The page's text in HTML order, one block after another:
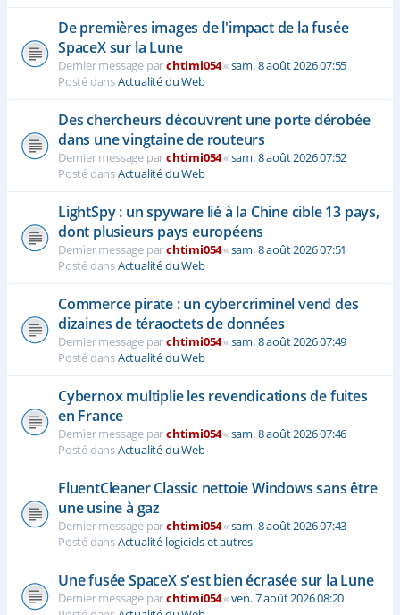
De premières images de l'impact de la fusée
SpaceX sur la Lune
Dernier message parchtimi054«sam. 8 août 2026 07:55
Posté dansActualité du Web
Des chercheurs découvrent une porte dérobée
dans une vingtaine de routeurs
Dernier message parchtimi054«sam. 8 août 2026 07:52
Posté dansActualité du Web
LightSpy : un spyware lié à la Chine cible 13 pays,
dont plusieurs pays européens
Dernier message parchtimi054«sam. 8 août 2026 07:51
Posté dansActualité du Web
Commerce pirate : un cybercriminel vend des
dizaines de téraoctets de données
Dernier message parchtimi054«sam. 8 août 2026 07:49
Posté dansActualité du Web
Cybernox multiplie les revendications de fuites
en France
Dernier message parchtimi054«sam. 8 août 2026 07:46
Posté dansActualité du Web
FluentCleaner Classic nettoie Windows sans être
une usine à gaz
Dernier message parchtimi054«sam. 8 août 2026 07:43
Posté dansActualité logiciels et autres
Une fusée SpaceX s'est bien écrasée sur la Lune
Dernier message parchtimi054«ven. 7 août 2026 08:20